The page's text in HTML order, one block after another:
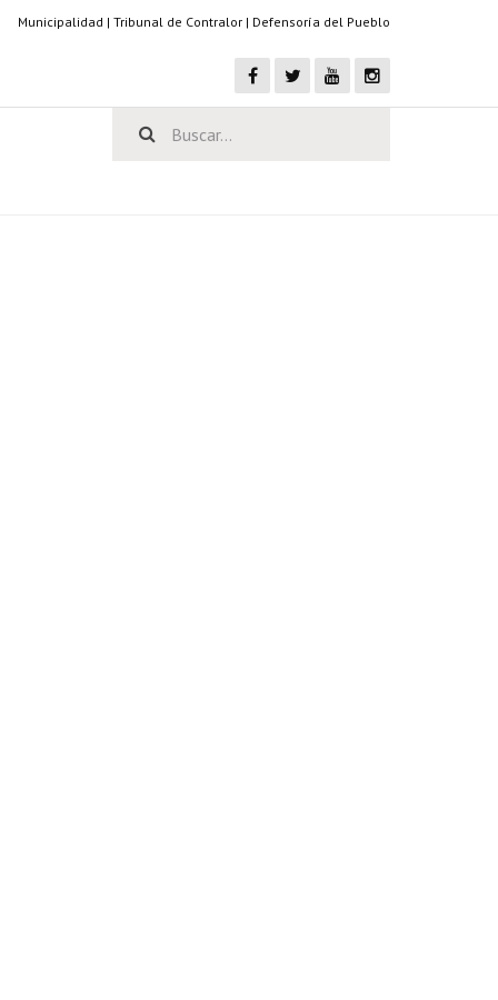
Municipalidad | Tribunal de Contralor | Defensoría del Pueblo